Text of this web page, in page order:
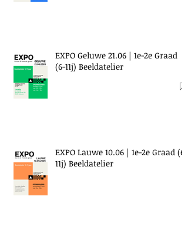
EXPO Geluwe 21.06 | 1e-2e Graad
(6-11j) Beeldatelier
EXPO Lauwe 10.06 | 1e-2e Graad (6-
11j) Beeldatelier